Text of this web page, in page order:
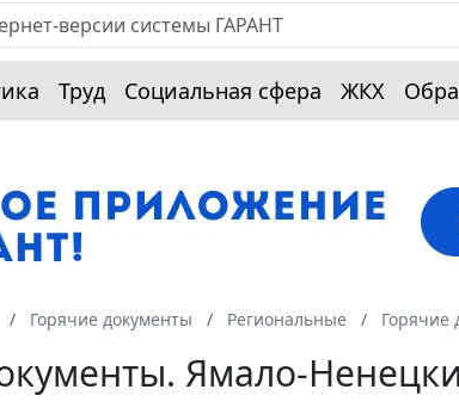
Труд Социальная сфера ЖКХ
Горячие документы Региональные Горячие
Ямало-